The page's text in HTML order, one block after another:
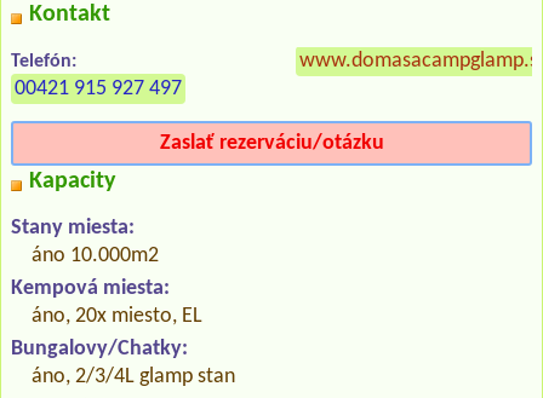
Kontakt
Telefón:
00421 915 927 497
Zaslať rezerváciu/otázku
Kapacity
Stany miesta:
áno 10.000m2
Kempová miesta:
áno, 20x miesto, EL
Bungalovy/Chatky:
áno, 2/3/4L glamp stan